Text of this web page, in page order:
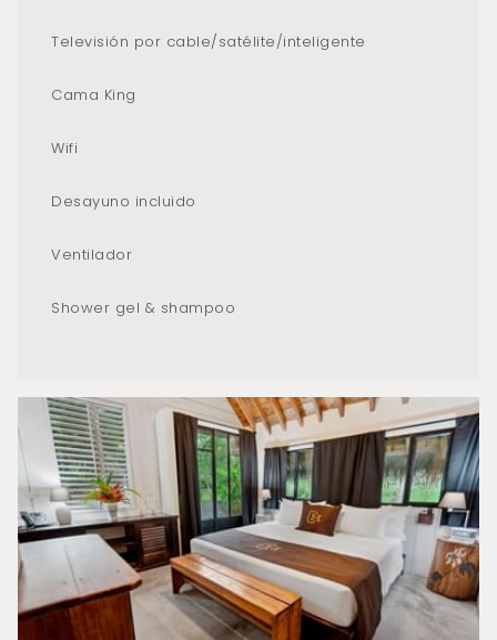
Televisión por cable/satélite/inteligente
Cama King
Wifi
Desayuno incluido
Ventilador
Shower gel & shampoo